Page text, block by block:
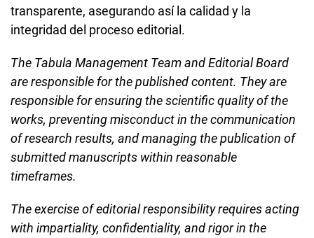
transparente, asegurando así la calidad y la
integridad del proceso editorial.
The Tabula Management Team and Editorial Board
are responsible for the published content. They are
responsible for ensuring the scientific quality of the
works, preventing misconduct in the communication
of research results, and managing the publication of
submitted manuscripts within reasonable
timeframes.
The exercise of editorial responsibility requires acting
with impartiality, confidentiality, and rigor in the